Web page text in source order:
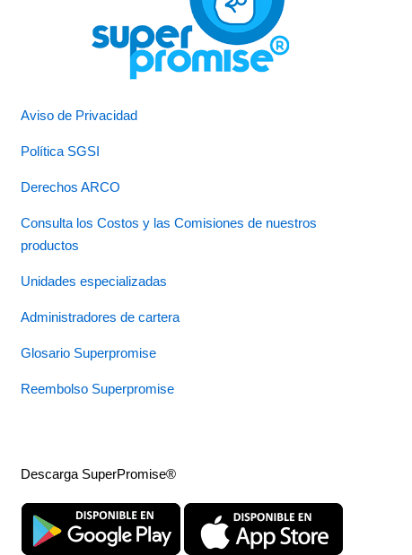
Aviso de Privacidad
Política SGSI
Derechos ARCO
Consulta los Costos y las Comisiones de nuestros
productos
Unidades especializadas
Administradores de cartera
Glosario Superpromise
Reembolso Superpromise
Descarga SuperPromise®